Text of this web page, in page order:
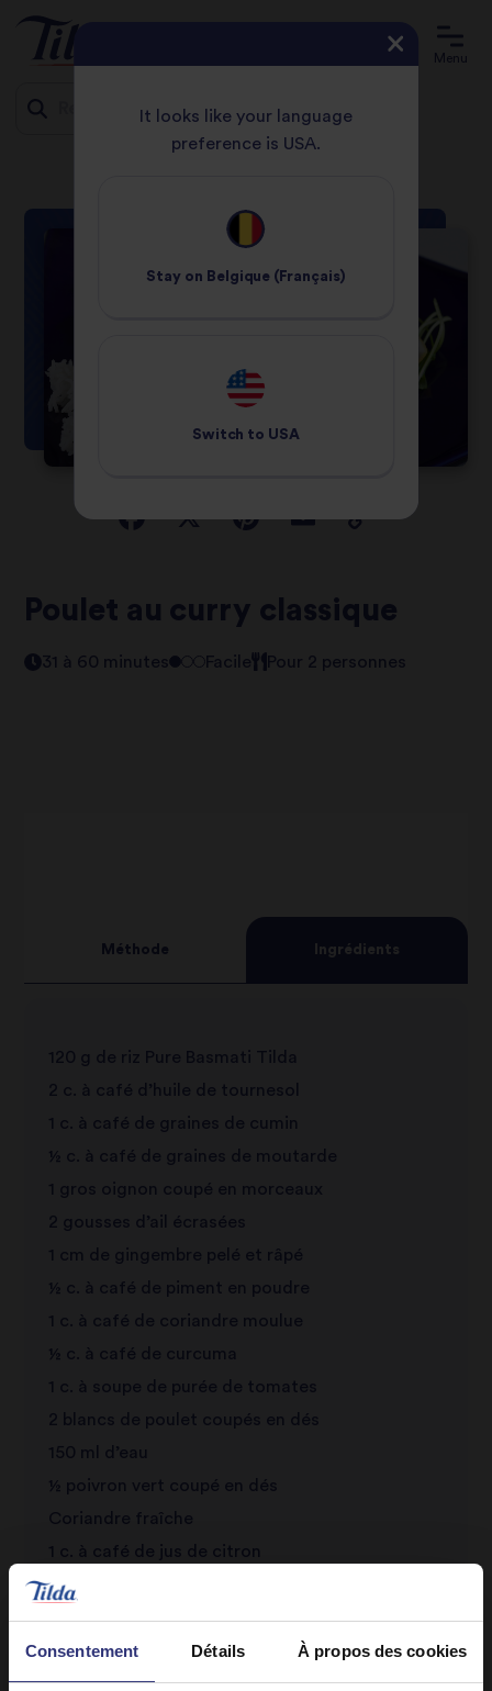
Consentement Détails À propos des cookies
Menu
Poulet au curry classique
31 à 60 minutes Facile Pour 2 personnes
Méthode Ingrédients
120 g de riz Pure Basmati Tilda
2 c. à café d’huile de tournesol
1 c. à café de graines de cumin
½ c. à café de graines de moutarde
1 gros oignon coupé en morceaux
2 gousses d’ail écrasées
1 cm de gingembre pelé et râpé
½ c. à café de piment en poudre
1 c. à café de coriandre moulue
½ c. à café de curcuma
1 c. à soupe de purée de tomates
2 blancs de poulet coupés en dés
150 ml d’eau
½ poivron vert coupé en dés
Coriandre fraîche
1 c. à café de jus de citron
It looks like your language
preference is USA.
Stay on Belgique (Français)
Switch to USA